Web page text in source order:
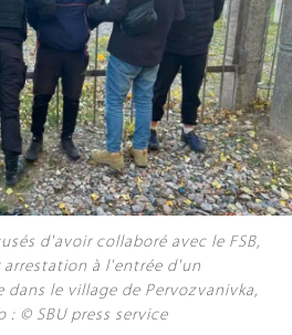
d'avoir collaboré avec le FSB,
à l'entrée d'un
le village de Pervozvanivka,
: © SBU press service